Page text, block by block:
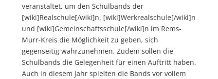
veranstaltet, um den Schulbands der
[wiki]Realschule[/wiki]n, [wiki]Werkrealschule[/wiki]n
und [wiki]Gemeinschaftsschule[/wiki]n im Rems-
Murr-Kreis die Möglichkeit zu geben, sich
gegenseitig wahrzunehmen. Zudem sollen die
Schulbands die Gelegenheit für einen Auftritt haben.
Auch in diesem Jahr spielten die Bands vor vollem